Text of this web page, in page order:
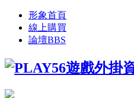
形象首頁
線上購買
論壇BBS